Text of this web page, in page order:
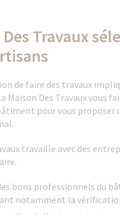
Des Travaux
de faire des travaux
Maison Des Travaux vous
pour vous proposer
travaille avec des
bons professionnels du
notamment la